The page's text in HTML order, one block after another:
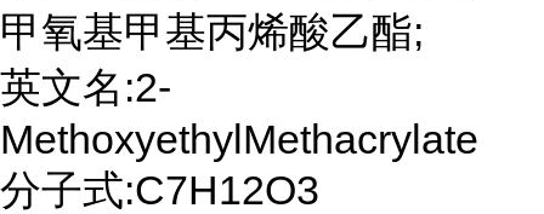
甲氧基甲基丙烯酸乙酯;
英文名:2-
MethoxyethylMethacrylate
分子式:C7H12O3